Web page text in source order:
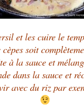
et les cuire le
soit
à la sauce et
dans la sauce et
avec du riz par